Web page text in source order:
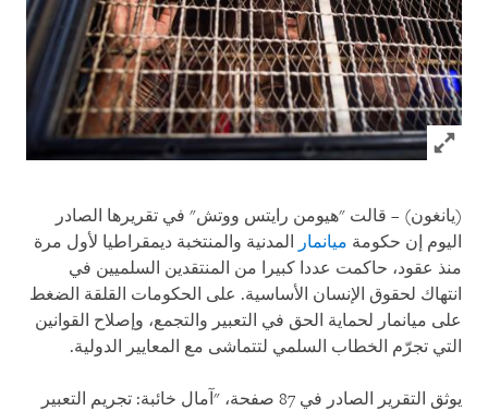
Click to expand Image
(يانغون) – قالت "هيومن رايتس ووتش" في تقريرها الصادر
اليوم إن حكومة ميانمار
المدنية والمنتخبة ديمقراطيا لأول مرة
منذ عقود، حاكمت عددا كبيرا من المنتقدين السلميين في
انتهاك لحقوق الإنسان الأساسية. على الحكومات القلقة الضغط
على ميانمار لحماية الحق في التعبير والتجمع، وإصلاح القوانين
التي تجرّم الخطاب السلمي لتتماشى مع المعايير الدولية.
يوثق التقرير الصادر في 87 صفحة، "آمال خائبة: تجريم التعبير